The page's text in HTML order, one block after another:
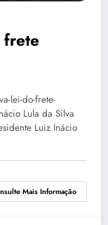
frete
lei-do-frete-
Lula da Silva
Luiz Inácio
Mais Informação